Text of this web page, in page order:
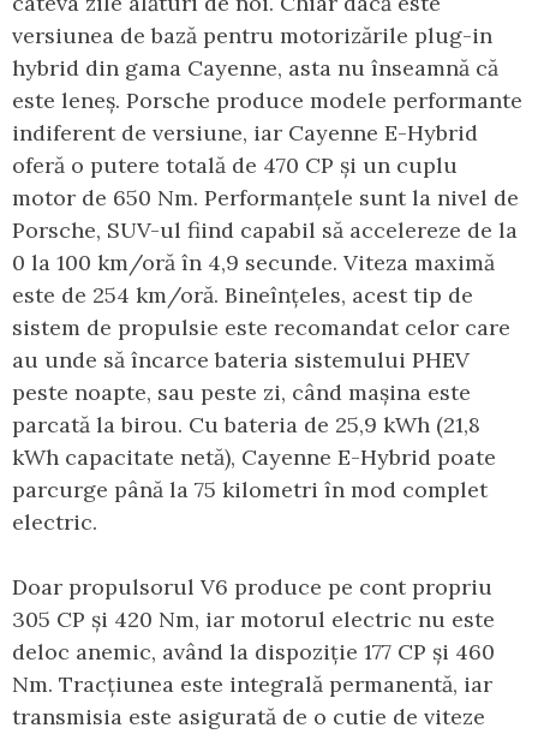
versiunea de bază pentru motorizările plug-in
hybrid din gama Cayenne, asta nu înseamnă că
este leneș. Porsche produce modele performante
indiferent de versiune, iar Cayenne E-Hybrid
oferă o putere totală de 470 CP și un cuplu
motor de 650 Nm. Performanțele sunt la nivel de
Porsche, SUV-ul fiind capabil să accelereze de la
0 la 100 km/oră în 4,9 secunde. Viteza maximă
este de 254 km/oră. Bineînțeles, acest tip de
sistem de propulsie este recomandat celor care
au unde să încarce bateria sistemului PHEV
peste noapte, sau peste zi, când mașina este
parcată la birou. Cu bateria de 25,9 kWh (21,8
kWh capacitate netă), Cayenne E-Hybrid poate
parcurge până la 75 kilometri în mod complet
electric.
Doar propulsorul V6 produce pe cont propriu
305 CP și 420 Nm, iar motorul electric nu este
deloc anemic, având la dispoziție 177 CP și 460
Nm. Tracțiunea este integrală permanentă, iar
transmisia este asigurată de o cutie de viteze